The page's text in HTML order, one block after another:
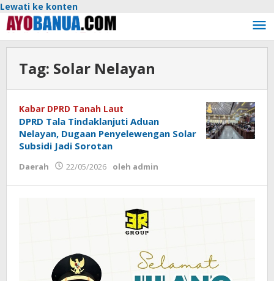
Lewati ke konten
Tag: Solar Nelayan
Kabar DPRD Tanah Laut
DPRD Tala Tindaklanjuti Aduan
Nelayan, Dugaan Penyelewengan Solar
Subsidi Jadi Sorotan
Daerah 22/05/2026 oleh admin